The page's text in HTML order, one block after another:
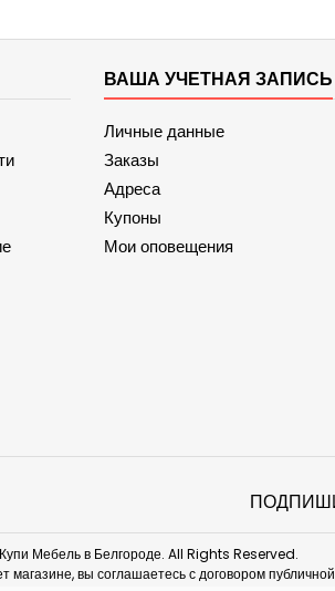
ВАША УЧЕТНАЯ ЗАПИСЬ
Личные данные
Заказы
Адреса
Купоны
Мои оповещения
Мебель в Белгороде. All Rights Reserved.
магазине, вы соглашаетесь с договором